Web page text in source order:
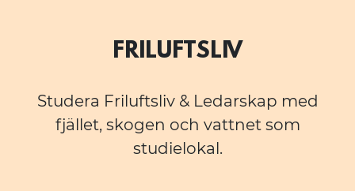
FRILUFTSLIV
Studera Friluftsliv & Ledarskap med
fjället, skogen och vattnet som
studielokal.